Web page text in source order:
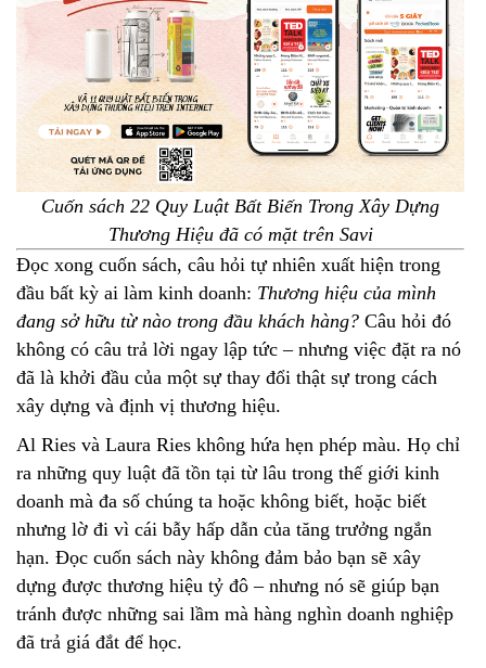
Cuốn sách 22 Quy Luật Bất Biến Trong Xây Dựng
Thương Hiệu đã có mặt trên Savi
Đọc xong cuốn sách, câu hỏi tự nhiên xuất hiện trong
đầu bất kỳ ai làm kinh doanh: Thương hiệu của mình
đang sở hữu từ nào trong đầu khách hàng? Câu hỏi đó
không có câu trả lời ngay lập tức – nhưng việc đặt ra nó
đã là khởi đầu của một sự thay đổi thật sự trong cách
xây dựng và định vị thương hiệu.
Al Ries và Laura Ries không hứa hẹn phép màu. Họ chỉ
ra những quy luật đã tồn tại từ lâu trong thế giới kinh
doanh mà đa số chúng ta hoặc không biết, hoặc biết
nhưng lờ đi vì cái bẫy hấp dẫn của tăng trưởng ngắn
hạn. Đọc cuốn sách này không đảm bảo bạn sẽ xây
dựng được thương hiệu tỷ đô – nhưng nó sẽ giúp bạn
tránh được những sai lầm mà hàng nghìn doanh nghiệp
đã trả giá đắt để học.